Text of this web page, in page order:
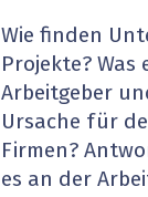
» alle News
Wie finden
Projekte?
Arbeitgeber
Ursache für
Firmen?
es an der